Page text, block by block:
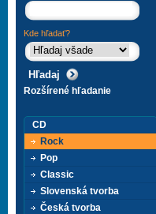
Kde hľadať?
Rozšírené hľadanie
CD
Rock
Pop
Classic
Slovenská tvorba
Česká tvorba